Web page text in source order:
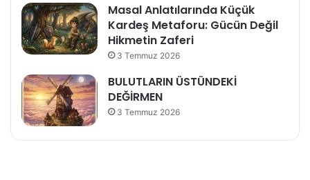
Masal Anlatılarında Küçük
Kardeş Metaforu: Gücün Değil
Hikmetin Zaferi
3 Temmuz 2026
BULUTLARIN ÜSTÜNDEKİ
DEĞİRMEN
3 Temmuz 2026